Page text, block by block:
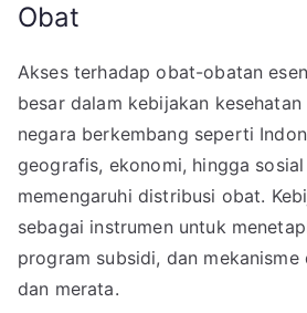
Obat
Akses terhadap obat-obatan
besar dalam kebijakan
negara berkembang seperti
geografis, ekonomi, hingga
memengaruhi distribusi obat.
sebagai instrumen untuk
program subsidi, dan
dan merata.